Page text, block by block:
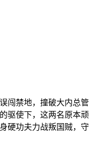
闯禁地，撞破大内总管
驱使下，这两名原本顽
硬功夫力战叛国贼，守